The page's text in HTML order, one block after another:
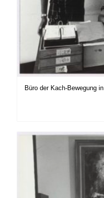
Büro der Kach-Bewegung